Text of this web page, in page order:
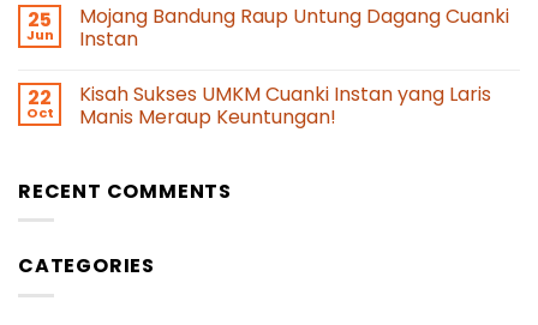
25
Jun
Mojang Bandung Raup Untung Dagang Cuanki
Instan
22
Oct
Kisah Sukses UMKM Cuanki Instan yang Laris
Manis Meraup Keuntungan!
RECENT COMMENTS
CATEGORIES